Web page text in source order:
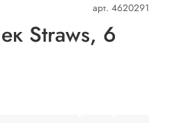
арт. 4620291
Straws, 6